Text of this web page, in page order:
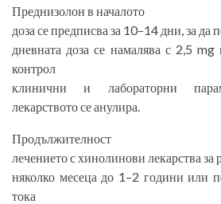
Преднизолон в началото
доза се предписва за 10–14 дни, за да
дневната доза се намалява с 2,5
контрол
клинични и лабораторни
лекарството се анулира.
Продължителност
лечението с хинолинови лекарства за
няколко месеца до 1–2 години или
тока